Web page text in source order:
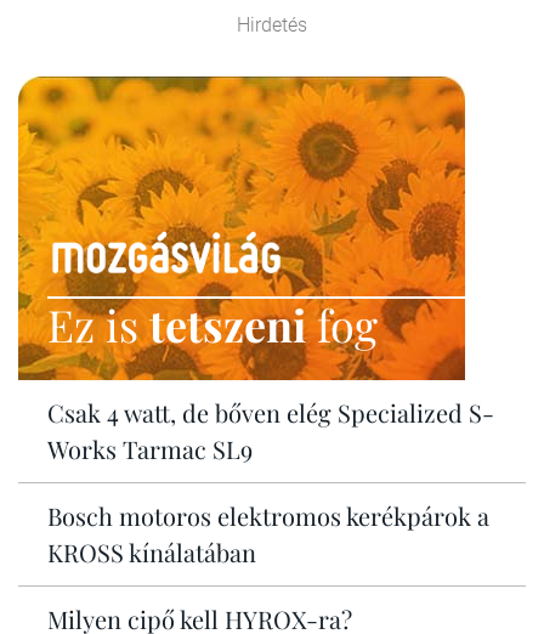
Hirdetés
Ez istetszenifog
Csak 4 watt, de bőven elég Specialized S-
Works Tarmac SL9
Bosch motoros elektromos kerékpárok a
KROSS kínálatában
Milyen cipő kell HYROX-ra?